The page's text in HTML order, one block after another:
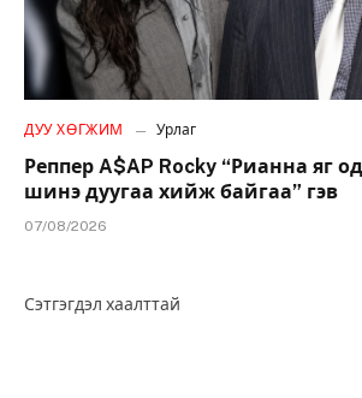
ДУУ ХӨГЖИМ Урлаг
Реппер A$AP Rocky “Рианна яг
шинэ дуугаа хийж байгаа” гэв
07/08/2026
Сэтгэгдэл хаалттай